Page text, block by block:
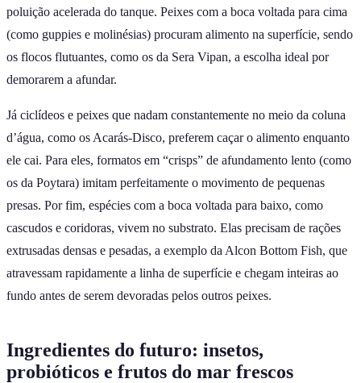
poluição acelerada do tanque. Peixes com a boca voltada para cima
(como guppies e molinésias) procuram alimento na superfície, sendo
os flocos flutuantes, como os da Sera Vipan, a escolha ideal por
demorarem a afundar.
Já ciclídeos e peixes que nadam constantemente no meio da coluna
d’água, como os Acarás-Disco, preferem caçar o alimento enquanto
ele cai. Para eles, formatos em “crisps” de afundamento lento (como
os da Poytara) imitam perfeitamente o movimento de pequenas
presas. Por fim, espécies com a boca voltada para baixo, como
cascudos e coridoras, vivem no substrato. Elas precisam de rações
extrusadas densas e pesadas, a exemplo da Alcon Bottom Fish, que
atravessam rapidamente a linha de superfície e chegam inteiras ao
fundo antes de serem devoradas pelos outros peixes.
Ingredientes do futuro: insetos,
probióticos e frutos do mar frescos